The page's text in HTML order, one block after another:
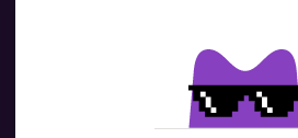
Kontakta oss